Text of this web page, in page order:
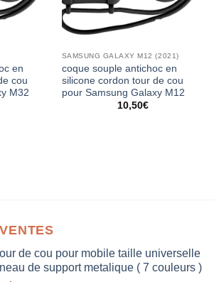
en
cou
M32
SAMSUNG GALAXY M12 (2021)
coque souple antichoc en
silicone cordon tour de cou
pour Samsung Galaxy M12
10,50€
de cou pour mobile taille universelle
de support metalique ( 7 couleurs )